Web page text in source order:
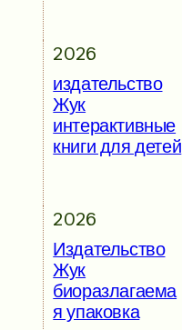
2026
издательство
Жук
интерактивные
книги для детей
2026
Издательство
Жук
биоразлагаема
я упаковка